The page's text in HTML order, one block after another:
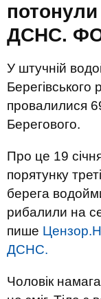
потонули
ДСНС.
У штучній
Берегівського
провалилися
Берегового.
Про це 19
порятунку
берега
рибалили на
пише
ДСНС.
Чоловік